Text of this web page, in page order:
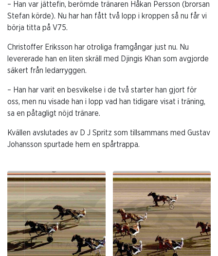
– Han var jättefin, berömde tränaren Håkan Persson (brorsan
Stefan körde). Nu har han fått två lopp i kroppen så nu får vi
börja titta på V75.
Christoffer Eriksson har otroliga framgångar just nu. Nu
levererade han en liten skräll med Djingis Khan som avgjorde
säkert från ledarryggen.
– Han har varit en besvikelse i de två starter han gjort för
oss, men nu visade han i lopp vad han tidigare visat i träning,
sa en påtagligt nöjd tränare.
Kvällen avslutades av D J Spritz som tillsammans med Gustav
Johansson spurtade hem en spårtrappa.